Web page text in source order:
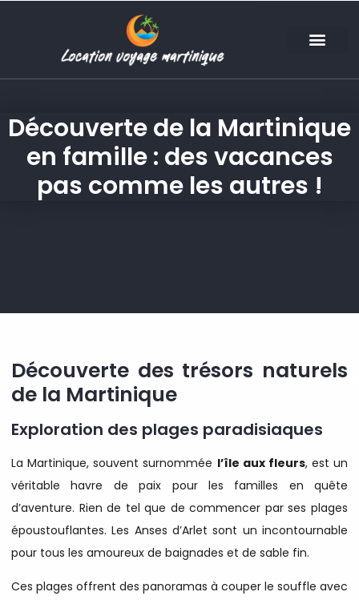
Découverte de la Martinique
en famille : des vacances
pas comme les autres !
Découverte des trésors naturels
de la Martinique
Exploration des plages paradisiaques
La Martinique, souvent surnommée l’île aux fleurs, est un
véritable havre de paix pour les familles en quête
d’aventure. Rien de tel que de commencer par ses plages
époustouflantes. Les Anses d’Arlet sont un incontournable
pour tous les amoureux de baignades et de sable fin.
Ces plages offrent des panoramas à couper le souffle avec